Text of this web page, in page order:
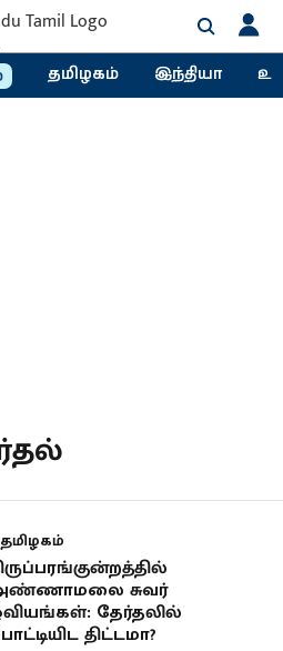
தமிழகம் இந்தியா
தமிழகம்
சுவர்
தேர்தலில்
திட்டமா?